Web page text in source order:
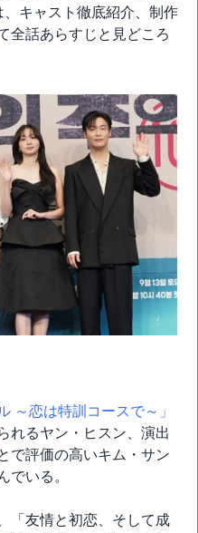
、キャスト徹底紹介、制作
全話あらすじと見どころ
～恋は特訓コースで～」
れるヤン・ヒスン、演出
で評価の高いキム・サン
でいる。
「友情と初恋、そして成